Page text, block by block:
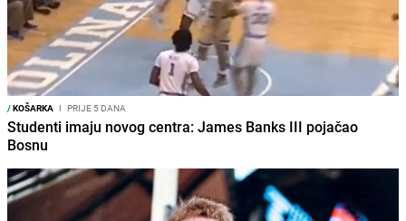
/KOŠARKA I PRIJE 5 DANA
Studenti imaju novog centra: James Banks III pojačao
Bosnu